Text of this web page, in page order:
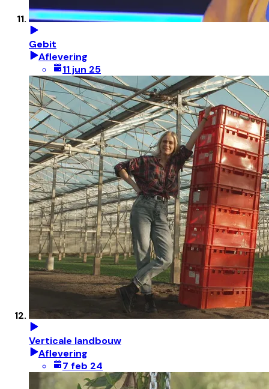
Gebit
Aflevering
11 jun 25
Verticale landbouw
Aflevering
7 feb 24